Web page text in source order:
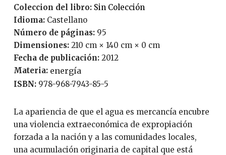
Coleccion del libro:
Sin Colección
Idioma:
Castellano
Número de páginas:
95
Dimensiones: 210 cm × 140 cm × 0 cm
Fecha de publicación:
2012
Materia: energía
ISBN: 978-968-7943-85-5
La apariencia de que el agua es mercancía encubre
una violencia extraeconómica de expropiación
forzada a la nación y a las comunidades locales,
una acumulación originaria de capital que está